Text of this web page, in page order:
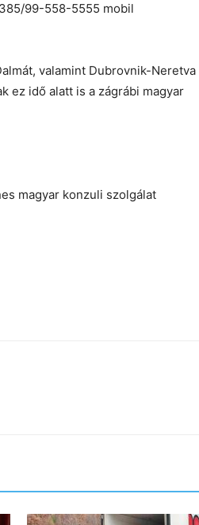
99-558-5555 mobil
valamint Dubrovnik-Neretva
ez idő alatt is a zágrábi magyar
magyar konzuli szolgálat